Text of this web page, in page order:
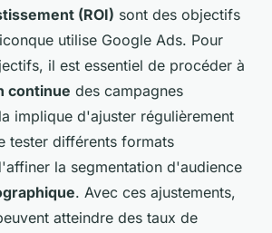
(ROI) sont des objectifs
utilise Google Ads. Pour
il est essentiel de procéder à
continue des campagnes
implique d'ajuster régulièrement
tester différents formats
la segmentation d'audience
. Avec ces ajustements,
atteindre des taux de